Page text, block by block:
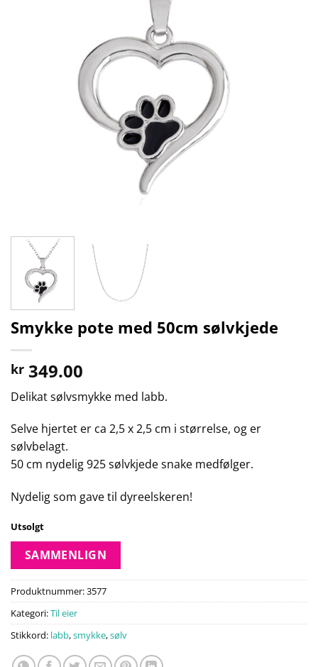
Smykke pote med 50cm sølvkjede
kr 349.00
Delikat sølvsmykke med labb.
Selve hjertet er ca 2,5 x 2,5 cm i størrelse, og er
sølvbelagt.
50 cm nydelig 925 sølvkjede snake medfølger.
Nydelig som gave til dyreelskeren!
Utsolgt
SAMMENLIGN
Produktnummer:3577
Kategori:Til eier
Stikkord: labb,smykke,sølv